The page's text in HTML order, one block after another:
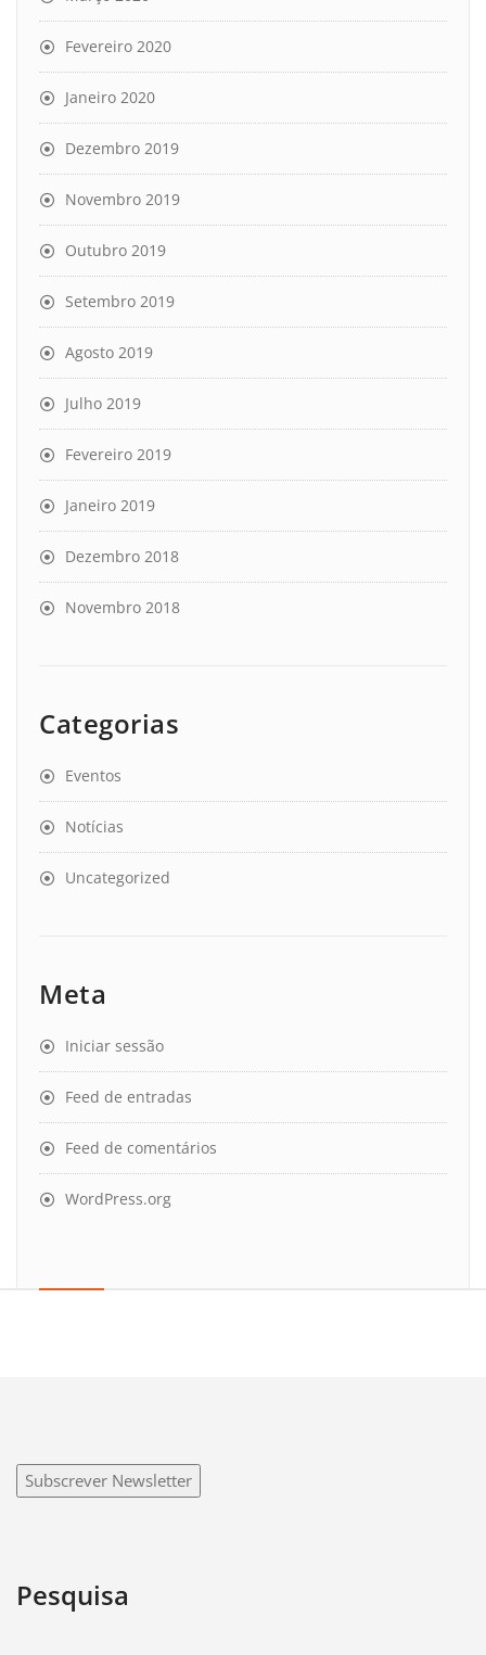
Fevereiro 2020
Janeiro 2020
Dezembro 2019
Novembro 2019
Outubro 2019
Setembro 2019
Agosto 2019
Julho 2019
Fevereiro 2019
Janeiro 2019
Dezembro 2018
Novembro 2018
Categorias
Eventos
Notícias
Uncategorized
Meta
Iniciar sessão
Feed de entradas
Feed de comentários
WordPress.org
Subscrever Newsletter
Pesquisa